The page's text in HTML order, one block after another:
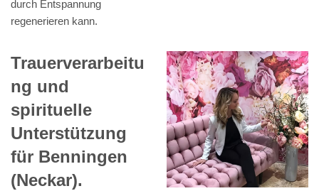
durch Entspannung
regenerieren kann.
Trauerverarbeitu
ng und
spirituelle
Unterstützung
für Benningen
(Neckar).